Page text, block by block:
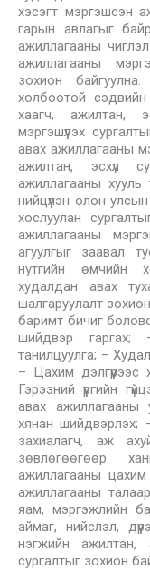
хэсэгт мэргэшсэн
гарын авлагыг
ажиллагааны
ажиллагааны
зохион
холбоотой
хаагч, ажилтан,
мэргэшүүлэх
авах ажиллагааны
ажилтан, эсхүл
ажиллагааны
нийцүүлэн олон
хослуулан
ажиллагааны
агуулгыг заавал
нутгийн өмчийн
худалдан авах
шалгаруулалт
баримт бичиг
шийдвэр гаргах;
танилцуулга; –
– Цахим
Гэрээний үүргийн
авах ажиллагааны
хянан шийдвэрлэх;
захиалагч, аж
зөвлөгөөгөөр
ажиллагааны
ажиллагааны
яам, мэргэжлийн
аймаг, нийслэл,
нэгжийн ажилтан,
сургалтыг зохион